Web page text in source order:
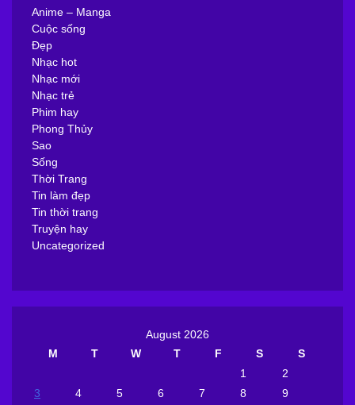
Anime – Manga
Cuộc sống
Đẹp
Nhạc hot
Nhạc mới
Nhạc trẻ
Phim hay
Phong Thủy
Sao
Sống
Thời Trang
Tin làm đẹp
Tin thời trang
Truyện hay
Uncategorized
August 2026
M
T W T F S
S
1
2
3
4 5 6 7 8
9